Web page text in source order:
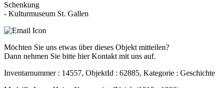
Schenkung
- Kulturmuseum St. Gallen
Möchten Sie uns etwas über dieses Objekt mitteilen?
Dann nehmen Sie bitte hier Kontakt mit uns auf.
Inventarnummer : 14557, ObjektId : 62885, Kategorie : Geschichte